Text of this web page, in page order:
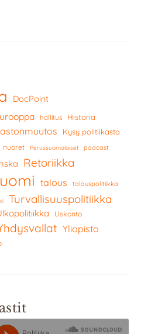
DocPoint
hallitus Historia
Kysy politiikasta
nuoret Perussuomalaiset podcast
Retoriikka
talous talouspolitiikka
Turvallisuuspolitiikka
Uskonto
Yliopisto